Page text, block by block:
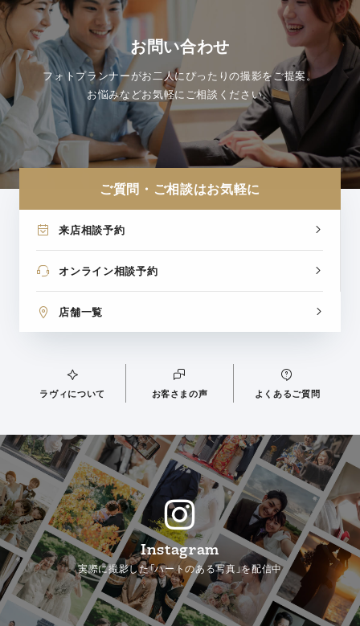
お問い合わせ
フォトプランナーがお二人にぴったりの撮影をご提案。
お悩みなどお気軽にご相談ください。
ご質問・ご相談はお気軽に
来店相談予約
オンライン相談予約
店舗一覧
ラヴィについて お客さまの声 よくあるご質問
Instagram
実際に撮影した「ハートのある写真」を配信中